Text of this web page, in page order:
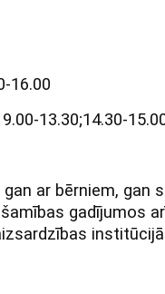
16.00
9.00-13.30;14.30-
ar bērniem, gan
gadījumos